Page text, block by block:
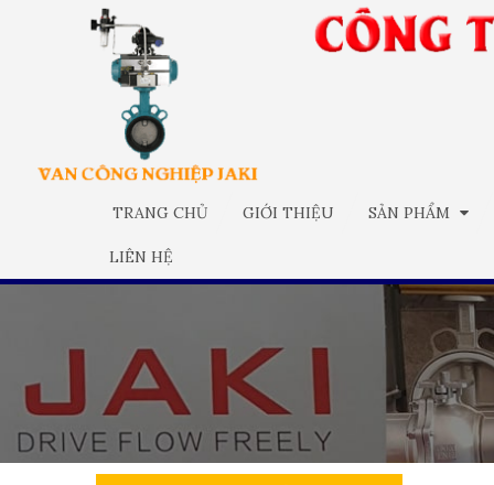
TRANG CHỦ GIỚI THIỆU SẢN PHẨM
LIÊN HỆ